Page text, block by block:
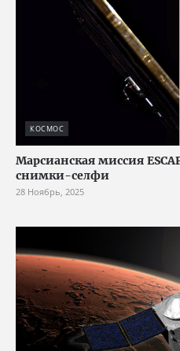
КОСМОС
Марсианская миссия
снимки-селфи
28 Ноябрь, 2025